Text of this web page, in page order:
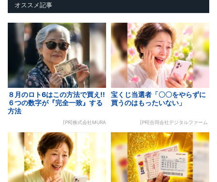
オススメ記事
８月のロト6はこの方法で買え!!
６つの数字が『完全一致』する
方法
[PR]株式会社MURA
宝くじ当選者「〇〇をやらずに
買うのはもったいない」
[PR]合同会社デジタルファーム